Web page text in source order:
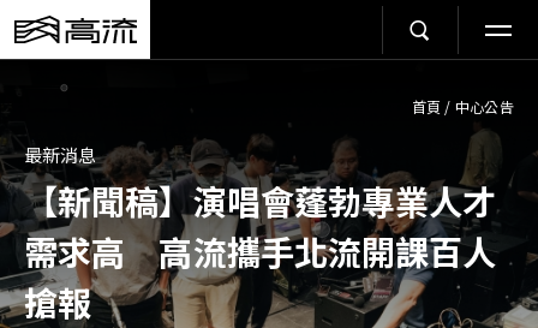
首頁 / 中心公告
最新消息
【新聞稿】演唱會蓬勃專業人才
需求高 高流攜手北流開課百人
搶報